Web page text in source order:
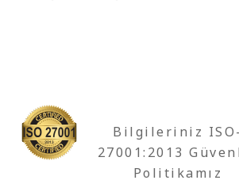
Bilgileriniz ISO-
27001:2013
Politikamız